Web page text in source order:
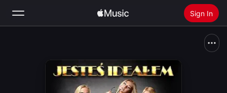
Sign In